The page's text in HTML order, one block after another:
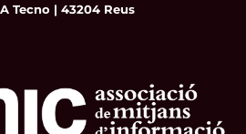
Tecno | 43204 Reus